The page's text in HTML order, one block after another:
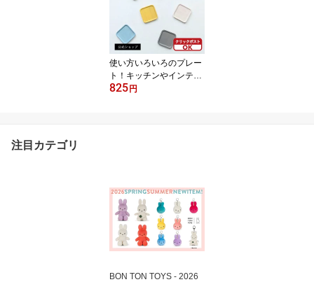
使い方いろいろのプレー
ト！キッチンやインテリ
アで大活躍！ACACIA S
825円
注目カテゴリ
BON TON TOYS - 2026